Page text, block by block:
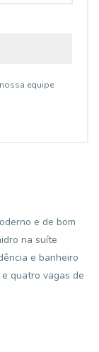
equipe
e de bom
na suíte
e banheiro
quatro vagas de